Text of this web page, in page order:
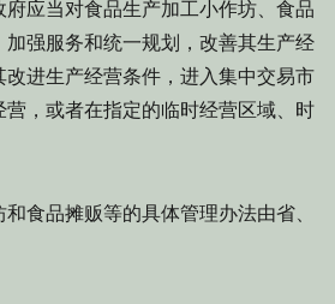
应当对食品生产加工小作坊、食品
强服务和统一规划，改善其生产经
进生产经营条件，进入集中交易市
，或者在指定的临时经营区域、时
食品摊贩等的具体管理办法由省、